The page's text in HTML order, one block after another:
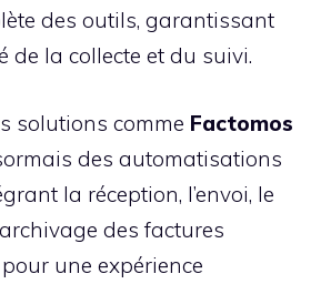
des outils, garantissant
de la collecte et du suivi.
solutions comme Factomos
des automatisations
la réception, l’envoi, le
des factures
une expérience